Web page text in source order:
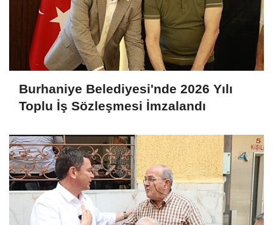
Burhaniye Belediyesi'nde 2026 Yılı
Toplu İş Sözleşmesi İmzalandı